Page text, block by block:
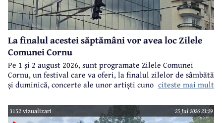
La finalul acestei săptămâni vor avea loc Zilele
Comunei Cornu
Pe 1 și 2 august 2026, sunt programate Zilele Comunei
Cornu, un festival care va oferi, la finalul zilelor de sâmbătă
și duminică, concerte ale unor artiști cunoscuți.citeste mai mult
3152 vizualizari 25 Jul 2026 23:29